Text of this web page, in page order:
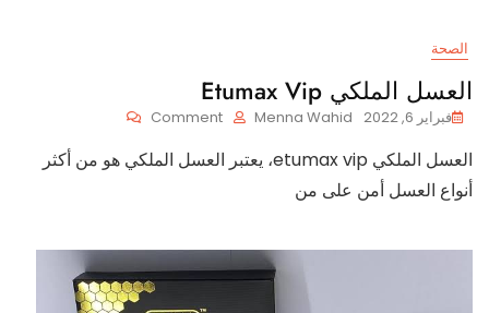
الصحة
العسل الملكي Etumax Vip
فبراير 6, 2022 Menna Wahid
Comment
On
الملكي
العسل الملكي etumax vip، يعتبر العسل الملكي هو من أكثر
أنواع العسل أمن على من